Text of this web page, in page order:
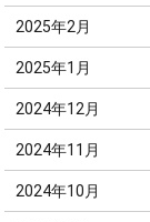
2025年2月
2025年1月
2024年12月
2024年11月
2024年10月